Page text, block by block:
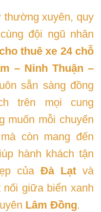
xuyên, quy
đội ngũ nhân
cho thuê xe 24 chỗ
– Ninh Thuận –
sẵn sàng đồng
trên mọi cung
muốn mỗi chuyến
còn mang đến
hành khách tận
của Đà Lạt và
giữa biển xanh
Lâm Đồng.